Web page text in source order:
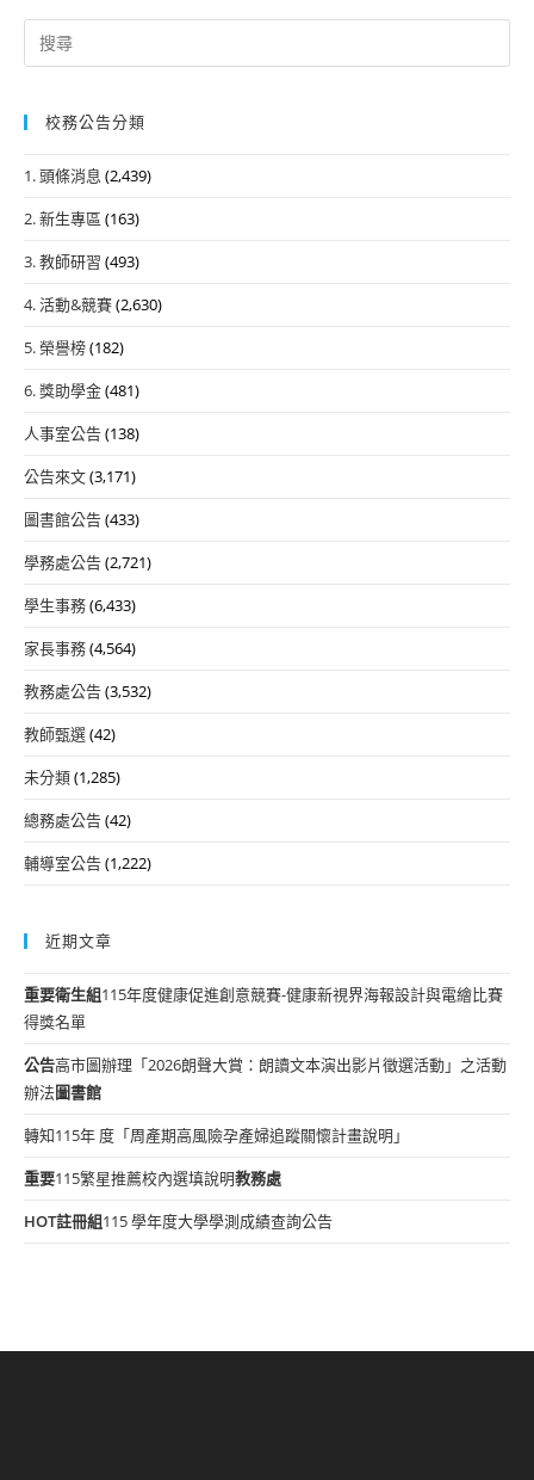
Search
for:
校務公告分類
1. 頭條消息 (2,439)
2. 新生專區 (163)
3. 教師研習 (493)
4. 活動&競賽(2,630)
5. 榮譽榜(182)
6. 獎助學金(481)
人事室公告(138)
公告來文(3,171)
圖書館公告(433)
學務處公告(2,721)
學生事務(6,433)
家長事務(4,564)
教務處公告(3,532)
教師甄選(42)
未分類(1,285)
總務處公告(42)
輔導室公告(1,222)
近期文章
重要衛生組115年度健康促進創意競賽-健康新視界海報設計與電繪比賽
得獎名單
公告高市圖辦理「2026朗聲大賞：朗讀文本演出影片徵選活動」之活動
辦法圖書館
轉知115年 度「周產期高風險孕產婦追蹤關懷計畫說明」
重要115繁星推薦校內選填說明教務處
HOT註冊組115 學年度大學學測成績查詢公告